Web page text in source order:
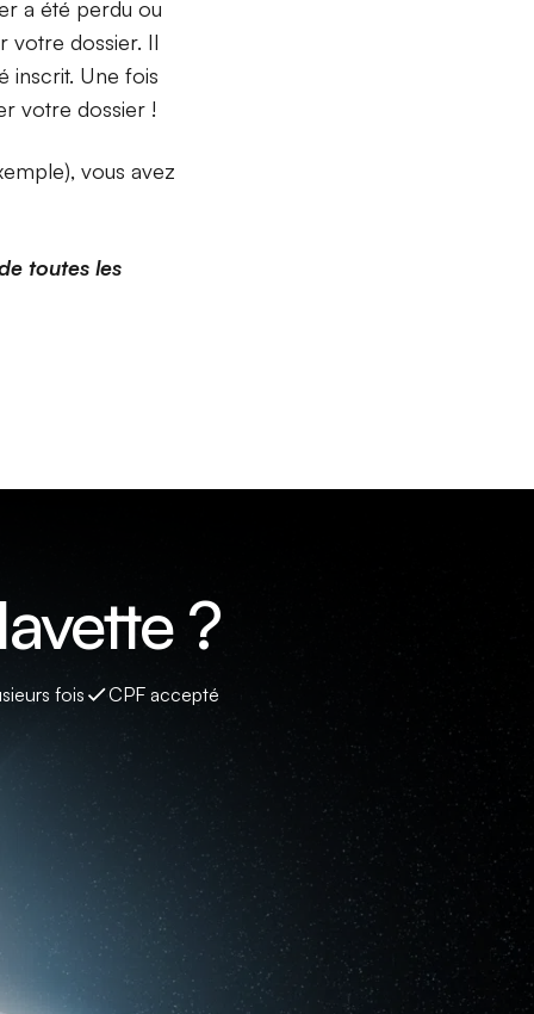
a été perdu ou
votre dossier. Il
inscrit. Une fois
votre dossier !
vous avez
toutes les
?
fois CPF accepté